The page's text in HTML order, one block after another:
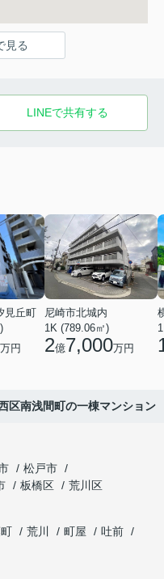
見る
LINEで共有する
見丘町
万円
尼崎市北城内
1K (789.06㎡)
2億7,000万円
区南浅間町の一棟マンション
松戸市
板橋区
荒川区
荒川 町屋
吐前